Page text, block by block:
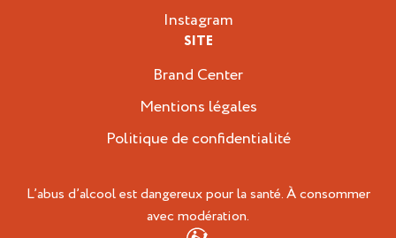
Instagram
SITE
Brand Center
Mentions légales
Politique de confidentialité
L’abus d’alcool est dangereux pour la santé. À consommer
avec modération.